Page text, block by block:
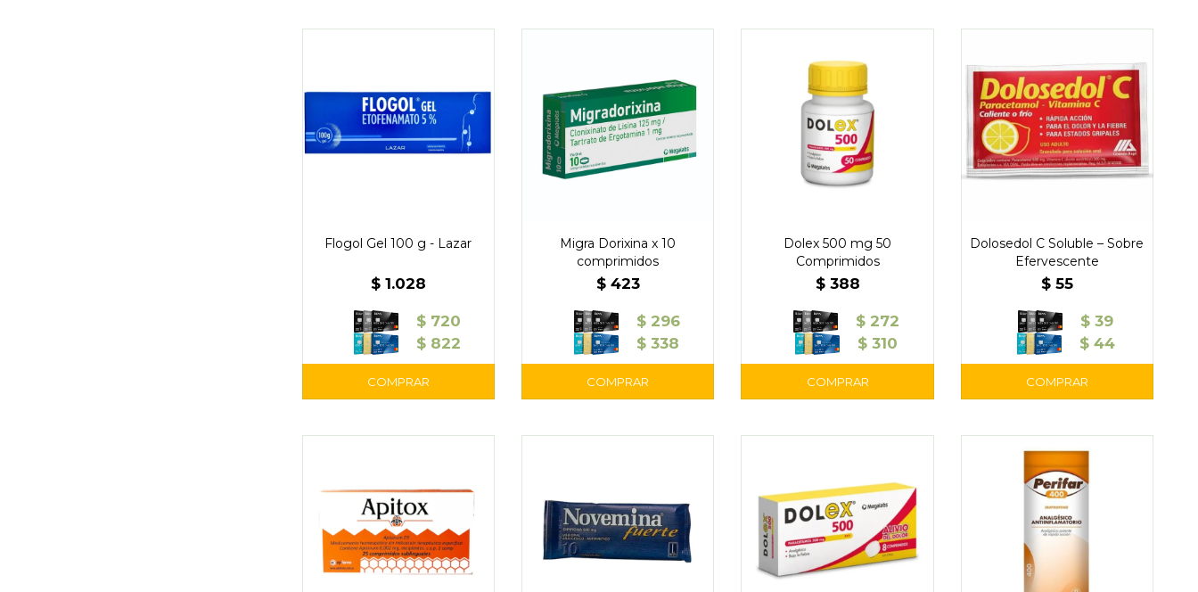
Flogol Gel 100 g - Lazar
$ 1.028
$ 720
$ 822
Migra Dorixina x 10
comprimidos
$ 423
$ 296
$ 338
Dolex 500 mg 50
Comprimidos
$ 388
$ 272
$ 310
Dolosedol C Soluble – Sobre
Efervescente
$ 55
$ 39
$ 44